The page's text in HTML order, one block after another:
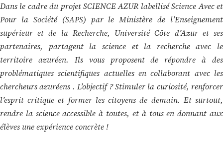
Dans le cadre du projet SCIENCE AZUR labellisé Science Avec et
Pour la Société (SAPS) par le Ministère de l’Enseignement
supérieur et de la Recherche, Université Côte d’Azur et ses
partenaires, partagent la science et la recherche avec le
territoire azuréen. Ils vous proposent de répondre à des
problématiques scientifiques actuelles en collaborant avec les
chercheurs azuréens . L’objectif ? Stimuler la curiosité, renforcer
l’esprit critique et former les citoyens de demain. Et surtout,
rendre la science accessible à toutes, et à tous en donnant aux
élèves une expérience concrète !